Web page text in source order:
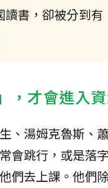
書，卻被分到
，才會進入
、湯姆克魯斯、
會跳行，或是落
們去上課。他們